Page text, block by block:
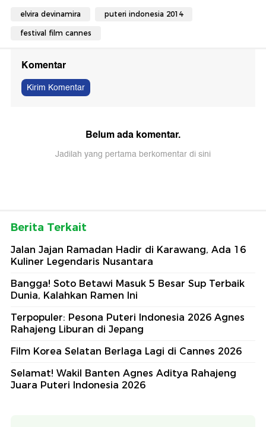
elvira devinamira puteri indonesia 2014
festival film cannes
Komentar
Kirim Komentar
Belum ada komentar.
Jadilah yang pertama berkomentar di sini
Berita Terkait
Jalan Jajan Ramadan Hadir di Karawang, Ada 16
Kuliner Legendaris Nusantara
Bangga! Soto Betawi Masuk 5 Besar Sup Terbaik
Dunia, Kalahkan Ramen Ini
Terpopuler: Pesona Puteri Indonesia 2026 Agnes
Rahajeng Liburan di Jepang
Film Korea Selatan Berlaga Lagi di Cannes 2026
Selamat! Wakil Banten Agnes Aditya Rahajeng
Juara Puteri Indonesia 2026